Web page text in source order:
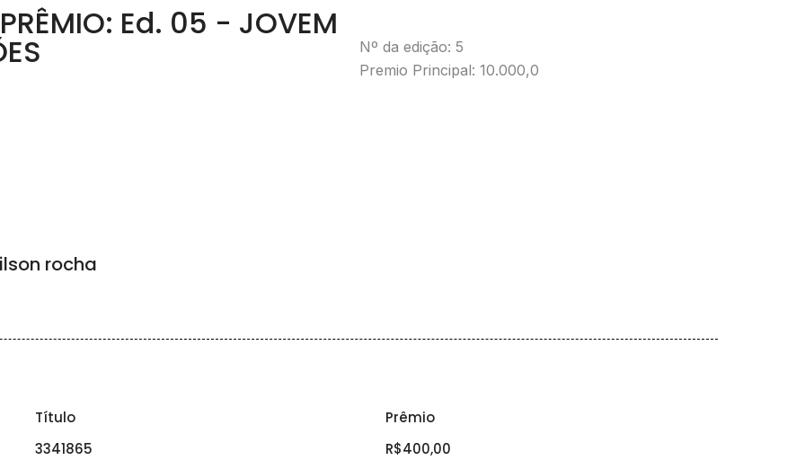
Ed. 05 - JOVEM
Nº da edição: 5
Premio Principal: 10.000,0
rocha
Título
Prêmio
3341865
R$400,00